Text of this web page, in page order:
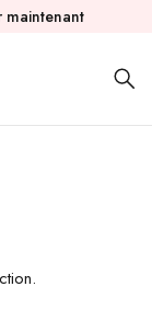
maintenant